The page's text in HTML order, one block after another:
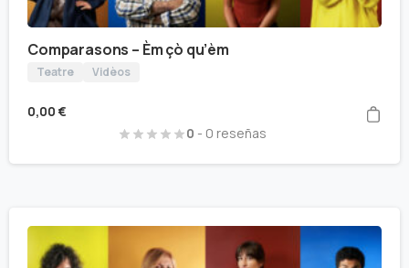
Comparasons – Èm çò qu’èm
Teatre Vidèos
0,00 €
0 - 0 reseñas